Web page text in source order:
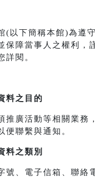
(以下簡稱本館)為遵
保障當事人之權利，
詳閱。
料之目的
推廣活動等相關業務
便聯繫與通知。
料之類別
號、電子信箱、聯絡